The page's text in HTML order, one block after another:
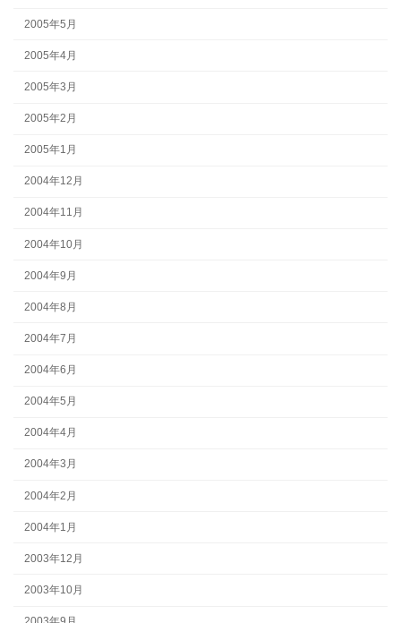
2005年5月
2005年4月
2005年3月
2005年2月
2005年1月
2004年12月
2004年11月
2004年10月
2004年9月
2004年8月
2004年7月
2004年6月
2004年5月
2004年4月
2004年3月
2004年2月
2004年1月
2003年12月
2003年10月